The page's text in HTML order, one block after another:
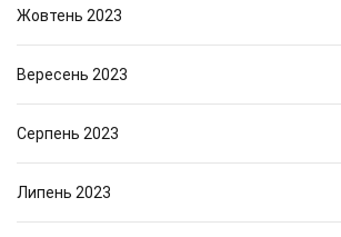
Жовтень 2023
Вересень 2023
Серпень 2023
Липень 2023